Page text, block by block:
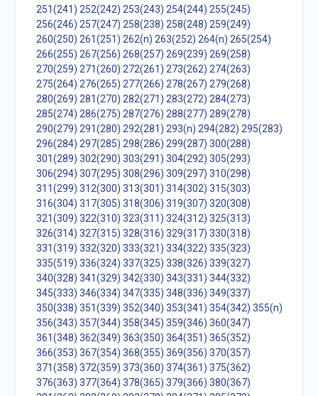
251(241) 252(242) 253(243) 254(244) 255(245)
256(246) 257(247) 258(238) 258(248) 259(249)
260(250) 261(251) 262(n) 263(252) 264(n) 265(254)
266(255) 267(256) 268(257) 269(239) 269(258)
270(259) 271(260) 272(261) 273(262) 274(263)
275(264) 276(265) 277(266) 278(267) 279(268)
280(269) 281(270) 282(271) 283(272) 284(273)
285(274) 286(275) 287(276) 288(277) 289(278)
290(279) 291(280) 292(281) 293(n) 294(282) 295(283)
296(284) 297(285) 298(286) 299(287) 300(288)
301(289) 302(290) 303(291) 304(292) 305(293)
306(294) 307(295) 308(296) 309(297) 310(298)
311(299) 312(300) 313(301) 314(302) 315(303)
316(304) 317(305) 318(306) 319(307) 320(308)
321(309) 322(310) 323(311) 324(312) 325(313)
326(314) 327(315) 328(316) 329(317) 330(318)
331(319) 332(320) 333(321) 334(322) 335(323)
335(519) 336(324) 337(325) 338(326) 339(327)
340(328) 341(329) 342(330) 343(331) 344(332)
345(333) 346(334) 347(335) 348(336) 349(337)
350(338) 351(339) 352(340) 353(341) 354(342) 355(n)
356(343) 357(344) 358(345) 359(346) 360(347)
361(348) 362(349) 363(350) 364(351) 365(352)
366(353) 367(354) 368(355) 369(356) 370(357)
371(358) 372(359) 373(360) 374(361) 375(362)
376(363) 377(364) 378(365) 379(366) 380(367)